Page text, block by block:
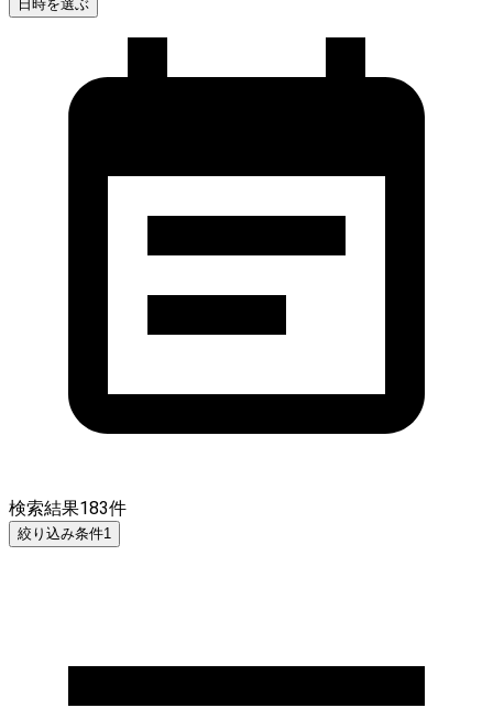
日時を選ぶ
検索結果183件
絞り込み条件1